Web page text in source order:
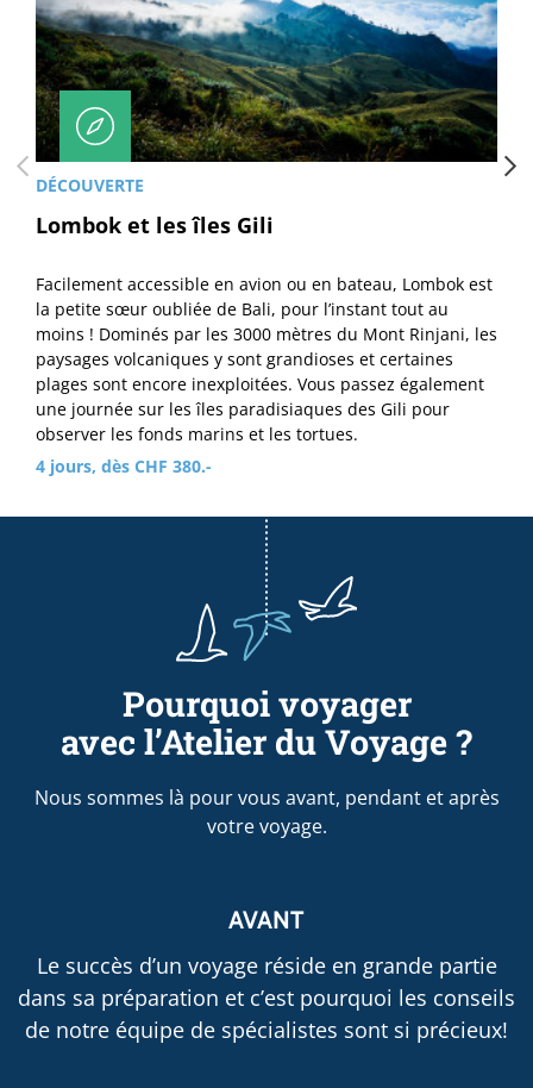
DÉCOUVERTE
Lombok et les îles Gili
Facilement accessible en avion ou en bateau, Lombok est
la petite sœur oubliée de Bali, pour l’instant tout au
moins ! Dominés par les 3000 mètres du Mont Rinjani, les
paysages volcaniques y sont grandioses et certaines
plages sont encore inexploitées. Vous passez également
une journée sur les îles paradisiaques des Gili pour
observer les fonds marins et les tortues.
4 jours, dès CHF 380.-
Pourquoi voyager
avec l’Atelier du Voyage ?
Nous sommes là pour vous avant, pendant et après
votre voyage.
AVANT
Le succès d’un voyage réside en grande partie
dans sa préparation et c’est pourquoi les conseils
de notre équipe de spécialistes sont si précieux!